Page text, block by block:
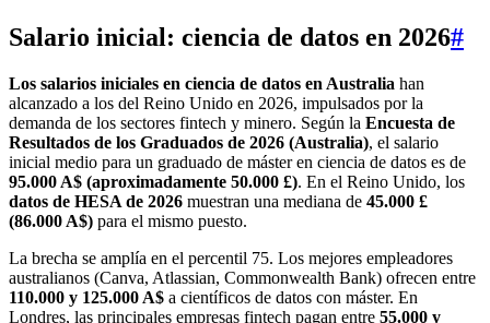
Salario inicial: ciencia de datos en 2026#
Los salarios iniciales en ciencia de datos en Australia han
alcanzado a los del Reino Unido en 2026, impulsados por la
demanda de los sectores fintech y minero. Según la Encuesta de
Resultados de los Graduados de 2026 (Australia), el salario
inicial medio para un graduado de máster en ciencia de datos es de
95.000 A$ (aproximadamente 50.000 £). En el Reino Unido, los
datos de HESA de 2026 muestran una mediana de 45.000 £
(86.000 A$) para el mismo puesto.
La brecha se amplía en el percentil 75. Los mejores empleadores
australianos (Canva, Atlassian, Commonwealth Bank) ofrecen entre
110.000 y 125.000 A$ a científicos de datos con máster. En
Londres, las principales empresas fintech pagan entre 55.000 y